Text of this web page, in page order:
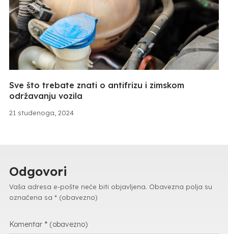
21 studenoga, 2024
Sve što trebate znati o antifrizu i zimskom
održavanju vozila
Odgovori
Vaša adresa e-pošte neće biti objavljena. Obavezna polja su
označena sa * (obavezno)
Komentar * (obavezno)